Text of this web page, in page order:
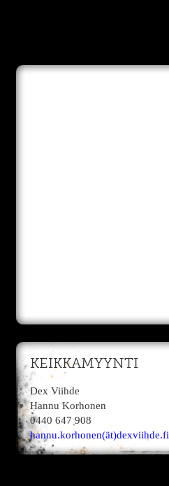
KEIKKAMYYNTI
Dex Viihde
Hannu Korhonen
0440 647 908
hannu.korhonen(ät)dexviihde.fi